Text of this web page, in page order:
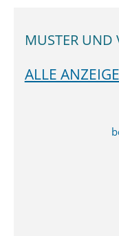
MUSTER UND
ALLE